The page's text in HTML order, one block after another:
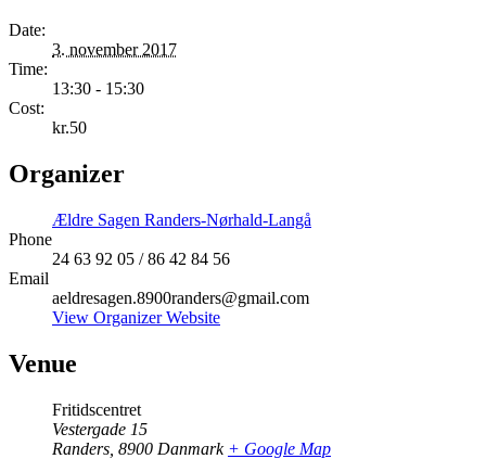
Date:
3. november 2017
Time:
13:30 - 15:30
Cost:
kr.50
Organizer
Ældre Sagen Randers-Nørhald-Langå
Phone
24 63 92 05 / 86 42 84 56
Email
aeldresagen.8900randers@gmail.com
View Organizer Website
Venue
Fritidscentret
Vestergade 15
Randers 8900 Danmark + Google Map